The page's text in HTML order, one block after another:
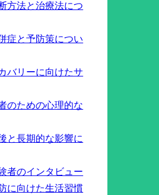
方法と治療法につ
症と予防策につい
バリーに向けたサ
のための心理的な
と長期的な影響に
者のインタビュー
に向けた生活習慣